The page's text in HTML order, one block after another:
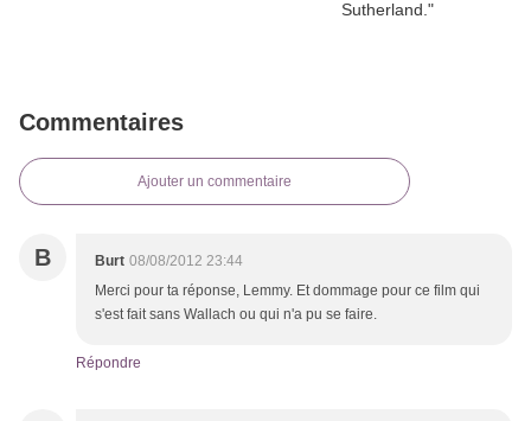
Commentaires
Ajouter un commentaire
B Burt 08/08/2012 23:44
Merci pour ta réponse, Lemmy. Et dommage pour ce film qui
s'est fait sans Wallach ou qui n'a pu se faire.
Répondre